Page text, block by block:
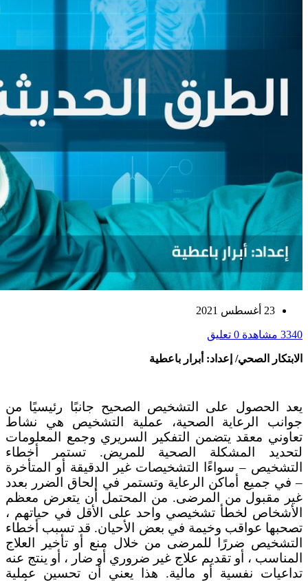
23 أغسطس 2021
3340 مشاهدة 0 تعليق
الابتكار الصحي/ إعداد: أبرار باعطية
يعد الحصول على التشخيص الصحيح جانبًا رئيسيًا من
جوانب الرعاية الصحية، عملية التشخيص هي نشاط
تعاوني معقد يتضمن التفكير السريري وجمع المعلومات
لتحديد المشكلة الصحية للمريض. تستمر أخطاء
التشخيص – سواءًا التشخيصات غير الدقيقة أو المتأخرة
– في جميع أماكن الرعاية وتستمر في إلحاق الضرر بعدد
غير مقبول من المرضى. من المحتمل أن يتعرض معظم
الأشخاص لخطأ تشخيصي واحد على الأقل في حياتهم ،
تصحبها عواقب وخيمة في بعض الأحيان. قد تسبب أخطاء
التشخيص ضررًا للمرضى من خلال منع أو تأخير العلاج
المناسب ، أو تقديم علاج غير ضروري أو ضار ، أو ينتج عنه
تداعيات نفسية أو مالية. هذا يعني أن تحسين عملية